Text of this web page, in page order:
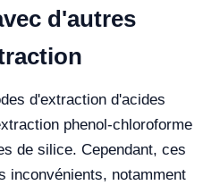
d'autres
d'extraction d'acides
phenol-chloroforme
de silice. Cependant, ces
inconvénients, notamment